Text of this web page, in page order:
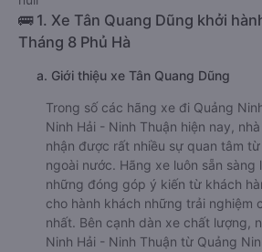
🚌 1. Xe Tân Quang Dũng khởi
Tháng 8 Phủ Hà
a. Giới thiệu xe Tân Quang Dũng
Trong số các hãng xe đi Quảng
Ninh Hải - Ninh Thuận hiện nay,
nhận được rất nhiều sự quan tâm
ngoài nước. Hãng xe luôn sẵn sàng
những đóng góp ý kiến từ khách
cho hành khách những trải nghiệm
nhất. Bên cạnh dàn xe chất lượng,
Ninh Hải - Ninh Thuận từ Quảng